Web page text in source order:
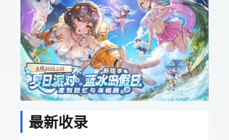
最新收录